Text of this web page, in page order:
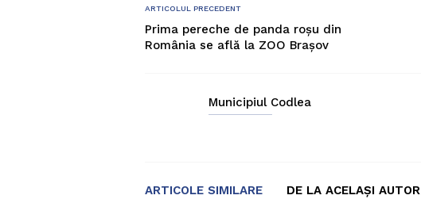
ARTICOLUL PRECEDENT
Prima pereche de panda roșu din
România se află la ZOO Brașov
Municipiul Codlea
ARTICOLE SIMILARE DE LA ACELAȘI AUTOR